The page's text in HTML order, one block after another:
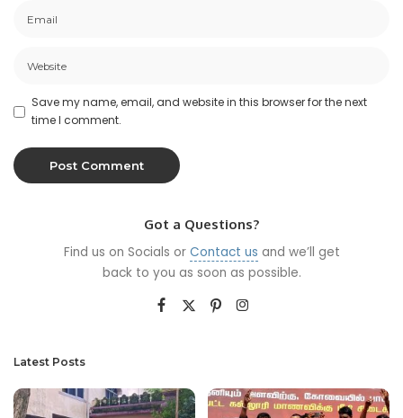
Save my name, email, and website in this browser for the next
time I comment.
Got a Questions?
Find us on Socials or Contact us and we’ll get
back to you as soon as possible.
Latest Posts